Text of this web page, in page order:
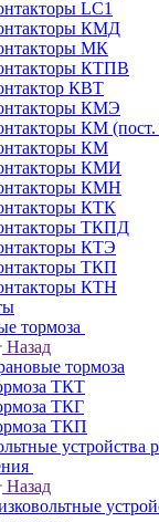
LC1
КМД
МК
КТПВ
КВТ
КМЭ
КМ (пост.
КМ
КМИ
КМН
КТК
ТКПД
КТЭ
ТКП
КТН
тормоза
Назад
тормоза
ТКТ
ТКГ
ТКП
устройства
Назад